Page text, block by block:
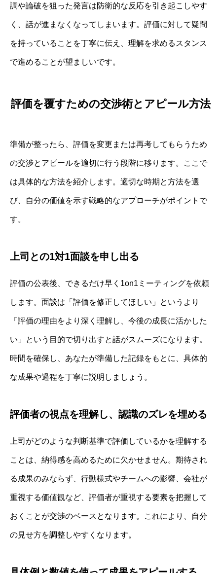
調や論破を狙った発言は防衛的な反応を引き起こしやす
く、話が進まなくなってしまいます。評価に対して疑問
を持っていることを丁寧に伝え、理解を求めるスタンス
で進めることが望ましいです。
評価を覆すための交渉術とアピール方法
準備が整ったら、評価を変更または再考してもらうため
の交渉とアピールを適切に行う段階に移ります。ここで
は具体的な方法を紹介します。適切な時期と方法を選
び、自分の価値を示す戦略的なアプローチがポイントで
す。
上司との1対1面談を申し出る
評価の公表後、できるだけ早く1on1ミーティングを依頼
します。面談は「評価を修正してほしい」というより
「評価の理由をより深く理解し、今後の成長に活かした
い」という目的で切り出すと話がスムーズになります。
時間を確保し、あなたが準備した記録をもとに、具体的
な成果や過程を丁寧に説明しましょう。
評価者の視点を理解し、認識のズレを埋める
上司がどのような判断基準で評価しているかを理解する
ことは、納得感を高めるために欠かせません。期待され
る成果のみならず、行動様式やチームへの影響、会社が
重視する価値観など、評価者が重視する要素を把握して
おくことが交渉のベースとなります。これにより、自分
の見せ方を調整しやすくなります。